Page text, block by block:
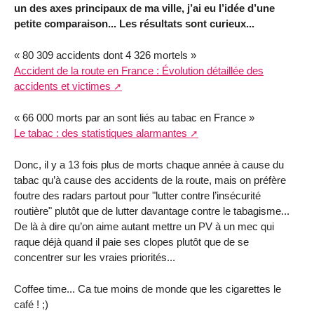
un des axes principaux de ma ville, j’ai eu l’idée d’une
petite comparaison... Les résultats sont curieux...
« 80 309 accidents dont 4 326 mortels »
Accident de la route en France : Évolution détaillée des
accidents et victimes
« 66 000 morts par an sont liés au tabac en France »
Le tabac : des statistiques alarmantes
Donc, il y a 13 fois plus de morts chaque année à cause du
tabac qu’à cause des accidents de la route, mais on préfère
foutre des radars partout pour "lutter contre l’insécurité
routière" plutôt que de lutter davantage contre le tabagisme...
De là à dire qu’on aime autant mettre un PV à un mec qui
raque déjà quand il paie ses clopes plutôt que de se
concentrer sur les vraies priorités...
Coffee time... Ca tue moins de monde que les cigarettes le
café ! ;)